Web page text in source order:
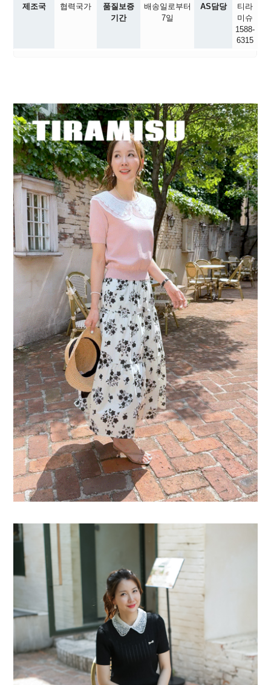
제조국
협력국가
품질보증
기간
배송일로부터
7일
AS담당
티라
미슈
1588-
6315